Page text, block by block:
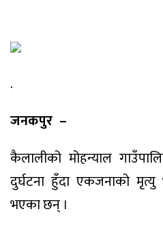
.
जनकपुर –
कैलालीको मोहन्याल
दुर्घटना हुँदा एकजनाको
भएका छन् ।